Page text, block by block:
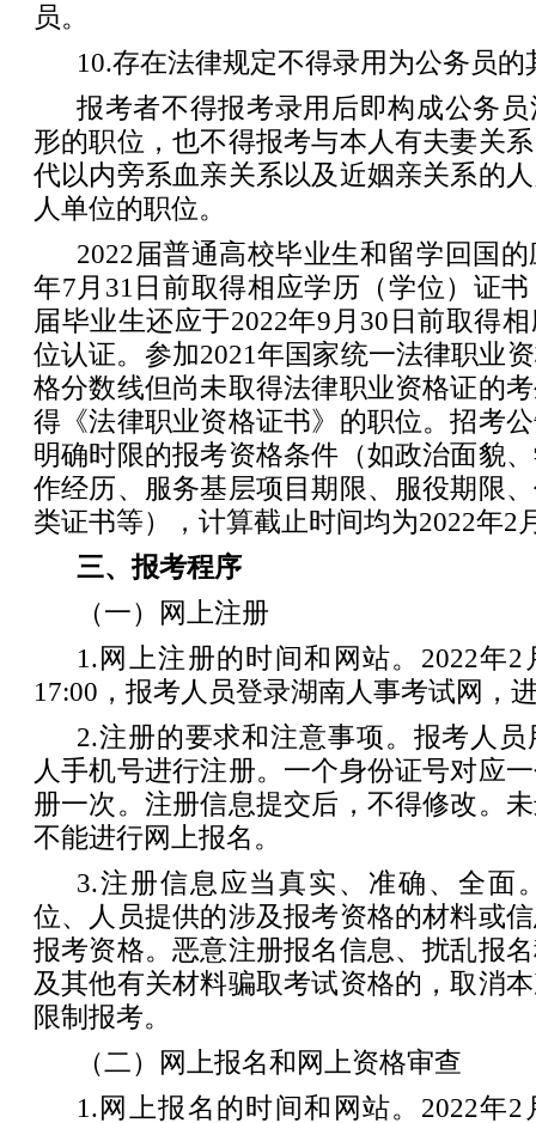
员。
10.存在法律规定不得录用为公务员
报考者不得报考录用后即构成公务
形的职位，也不得报考与本人有夫妻关
代以内旁系血亲关系以及近姻亲关系的
人单位的职位。
2022届普通高校毕业生和留学回国
年7月31日前取得相应学历（学位）证
届毕业生还应于2022年9月30日前取得
位认证。参加2021年国家统一法律职业
格分数线但尚未取得法律职业资格证的
得《法律职业资格证书》的职位。招考
明确时限的报考资格条件（如政治面貌
作经历、服务基层项目期限、服役期限
类证书等），计算截止时间均为2022年2
三、报考程序
（一）网上注册
1.网上注册的时间和网站。2022年2
17:00，报考人员登录湖南人事考试网，
2.注册的要求和注意事项。报考人
人手机号进行注册。一个身份证号对应
册一次。注册信息提交后，不得修改。
不能进行网上报名。
3.注册信息应当真实、准确、全面
位、人员提供的涉及报考资格的材料或
报考资格。恶意注册报名信息、扰乱报
及其他有关材料骗取考试资格的，取消
限制报考。
（二）网上报名和网上资格审查
1.网上报名的时间和网站。2022年2